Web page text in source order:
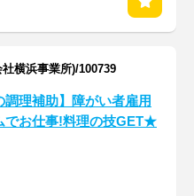
横浜事業所)/100739
調理補助】障がい者雇用
でお仕事!料理の技GET★